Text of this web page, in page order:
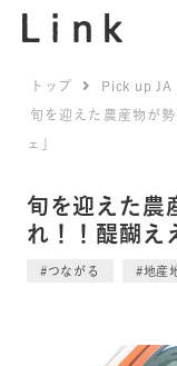
トップ Pick up JA
旬を迎えた農産物が
ェ」
旬を迎えた農
れ！！醍醐え
#つながる #地産